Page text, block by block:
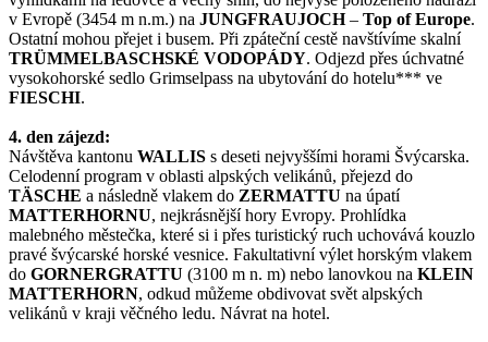
v Evropě (3454 m n.m.) na JUNGFRAUJOCH– Top of Europe.
Ostatní mohou přejet i busem. Při zpáteční cestě navštívíme skalní
TRÜMMELBASCHSKÉ VODOPÁDY. Odjezd přes úchvatné
vysokohorské sedlo Grimselpass na ubytování do hotelu*** ve
FIESCHI.
4. den zájezd:
Návštěva kantonu WALLIS s deseti nejvyššími horami Švýcarska.
Celodenní program v oblasti alpských velikánů, přejezd do
TÄSCHE a následně vlakem do ZERMATTU na úpatí
MATTERHORNU, nejkrásnější hory Evropy. Prohlídka
malebného městečka, které si i přes turistický ruch uchovává kouzlo
pravé švýcarské horské vesnice. Fakultativní výlet horským vlakem
do GORNERGRATTU (3100 m n. m) nebo lanovkou na KLEIN
MATTERHORN, odkud můžeme obdivovat svět alpských
velikánů v kraji věčného ledu. Návrat na hotel.